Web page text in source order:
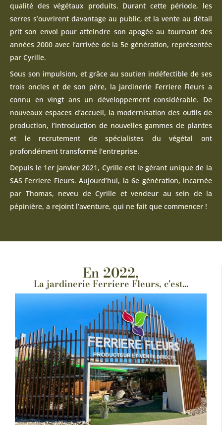
qualité des végétaux produits. Durant cette période, les
serres s’ouvrirent davantage au public, et la vente au détail
prit son envol pour atteindre son apogée au tournant des
années 2000 avec l’arrivée de la 5e génération, représentée
par Cyrille.
Sous son impulsion, et grâce au soutien indéfectible de ses
trois oncles et de son père, la jardinerie Ferriere Fleurs a
connu en vingt ans un développement considérable. De
nouveaux espaces d’accueil, la modernisation des outils de
production, l’introduction de nouvelles gammes de plantes
et le recrutement de spécialistes du végétal ont
profondément transformé l’entreprise.
Depuis le 1er janvier 2021, Cyrille est le gérant unique de la
SAS Ferriere Fleurs. Aujourd’hui, la 6e génération, incarnée
par Thomas, neveu de Cyrille et vendeur au sein de la
pépinière, a rejoint l’aventure, qui ne fait que commencer !
En 2022,
La jardinerie Ferriere Fleurs, c'est...